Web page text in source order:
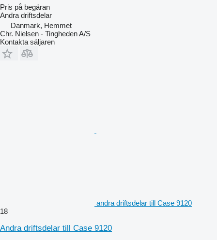
Pris på begäran
Andra driftsdelar
Danmark, Hemmet
Chr. Nielsen - Tingheden A/S
Kontakta säljaren
andra driftsdelar till Case 9120
18
Andra driftsdelar till Case 9120